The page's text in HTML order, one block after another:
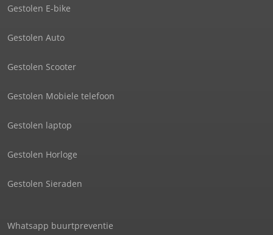
Gestolen E-bike
Gestolen Auto
Gestolen Scooter
Gestolen Mobiele telefoon
Gestolen laptop
Gestolen Horloge
Gestolen Sieraden
Whatsapp buurtpreventie